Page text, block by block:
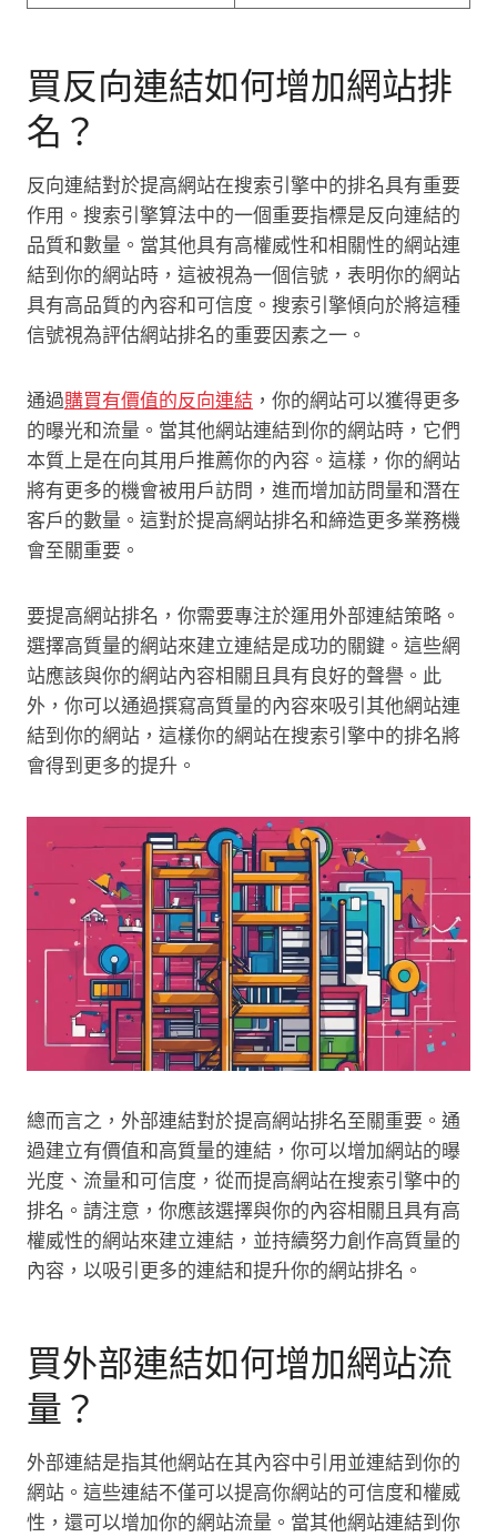
買反向連結如何增加網站排
名？
反向連結對於提高網站在搜索引擎中的排名具有重要
作用。搜索引擎算法中的一個重要指標是反向連結的
品質和數量。當其他具有高權威性和相關性的網站連
結到你的網站時，這被視為一個信號，表明你的網站
具有高品質的內容和可信度。搜索引擎傾向於將這種
信號視為評估網站排名的重要因素之一。
通過購買有價值的反向連結 ，你的網站可以獲得更多
的曝光和流量。當其他網站連結到你的網站時，它們
本質上是在向其用戶推薦你的內容。這樣，你的網站
將有更多的機會被用戶訪問，進而增加訪問量和潛在
客戶的數量。這對於提高網站排名和締造更多業務機
會至關重要。
要提高網站排名，你需要專注於運用外部連結策略。
選擇高質量的網站來建立連結是成功的關鍵。這些網
站應該與你的網站內容相關且具有良好的聲譽。此
外，你可以通過撰寫高質量的內容來吸引其他網站連
結到你的網站，這樣你的網站在搜索引擎中的排名將
會得到更多的提升。
總而言之，外部連結對於提高網站排名至關重要。通
過建立有價值和高質量的連結，你可以增加網站的曝
光度、流量和可信度，從而提高網站在搜索引擎中的
排名。請注意，你應該選擇與你的內容相關且具有高
權威性的網站來建立連結，並持續努力創作高質量的
內容，以吸引更多的連結和提升你的網站排名。
買外部連結如何增加網站流
量？
外部連結是指其他網站在其內容中引用並連結到你的
網站。這些連結不僅可以提高你網站的可信度和權威
性，還可以增加你的網站流量。當其他網站連結到你